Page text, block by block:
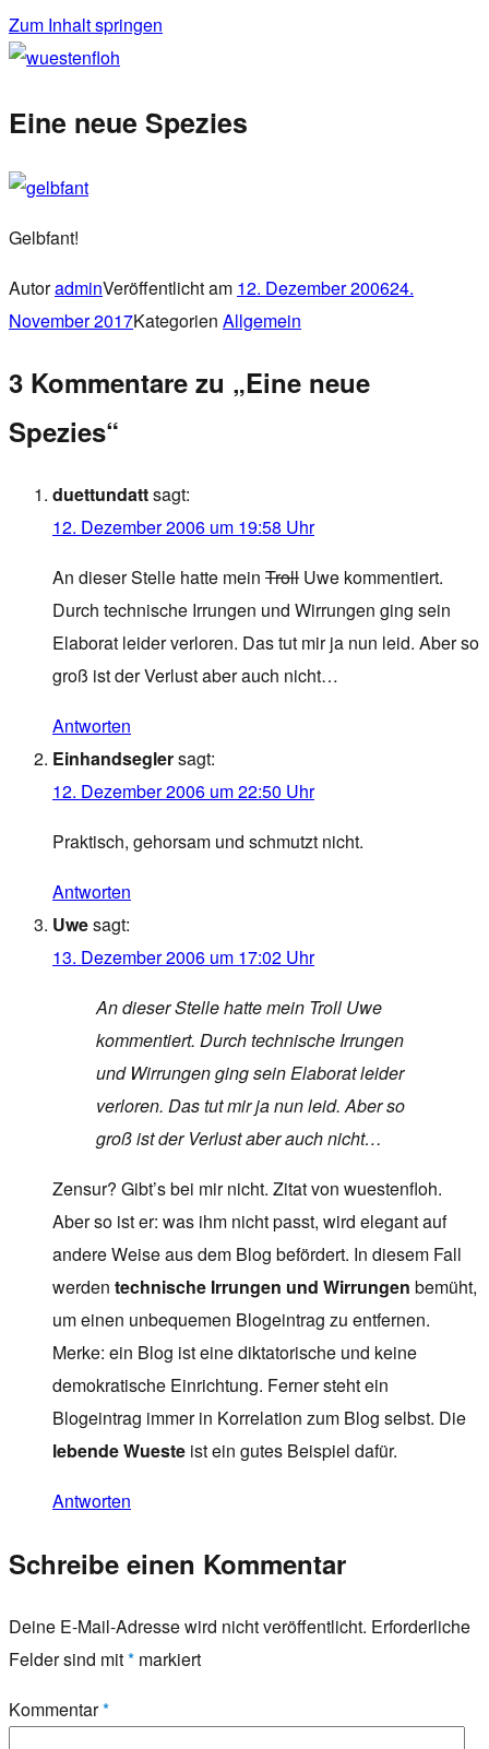
Zum Inhalt springen
wuestenfloh
Eine neue Spezies
Gelbfant!
AutoradminVeröffentlicht am 12. Dezember 200624.
November 2017Kategorien Allgemein
3 Kommentare zu „Eine neue
Spezies“
duettundattsagt:
12. Dezember 2006 um 19:58 Uhr
An dieser Stelle hatte mein Troll Uwe kommentiert.
Durch technische Irrungen und Wirrungen ging sein
Elaborat leider verloren. Das tut mir ja nun leid. Aber so
groß ist der Verlust aber auch nicht…
Antworten
Einhandseglersagt:
12. Dezember 2006 um 22:50 Uhr
Praktisch, gehorsam und schmutzt nicht.
Antworten
Uwesagt:
13. Dezember 2006 um 17:02 Uhr
An dieser Stelle hatte mein Troll Uwe
kommentiert. Durch technische Irrungen
und Wirrungen ging sein Elaborat leider
verloren. Das tut mir ja nun leid. Aber so
groß ist der Verlust aber auch nicht…
Zensur? Gibt’s bei mir nicht. Zitat von wuestenfloh.
Aber so ist er: was ihm nicht passt, wird elegant auf
andere Weise aus dem Blog befördert. In diesem Fall
werden technische Irrungen und Wirrungen bemüht,
um einen unbequemen Blogeintrag zu entfernen.
Merke: ein Blog ist eine diktatorische und keine
demokratische Einrichtung. Ferner steht ein
Blogeintrag immer in Korrelation zum Blog selbst. Die
lebende Wueste ist ein gutes Beispiel dafür.
Antworten
Schreibe einen Kommentar
Deine E-Mail-Adresse wird nicht veröffentlicht. Erforderliche
Felder sind mit* markiert
Kommentar*